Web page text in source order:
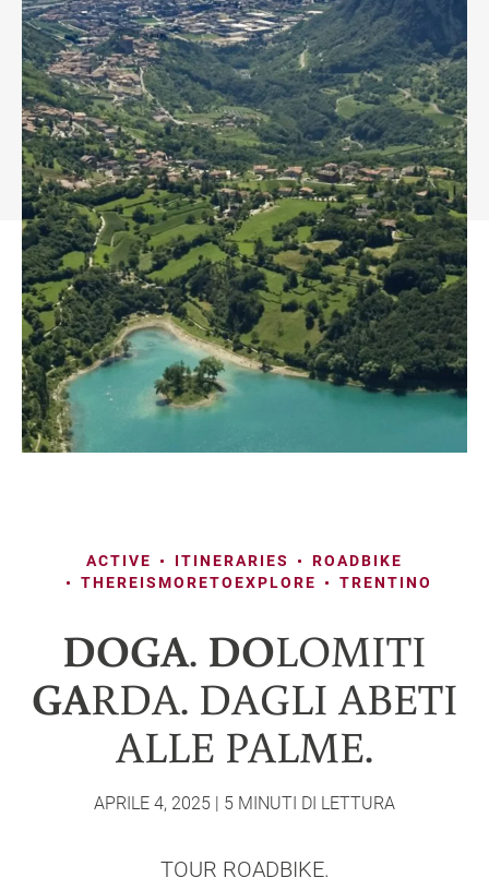
ACTIVE ITINERARIES
ROADBIKE
THEREISMORETOEXPLORE
TRENTINO
DOGA. DOLOMITI
GARDA. DAGLI ABETI
ALLE PALME.
APRILE 4, 2025 | 5 MINUTI DI LETTURA
TOUR ROADBIKE.